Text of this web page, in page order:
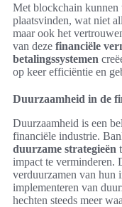
Met blockchain
plaatsvinden, wat niet
maar ook het
van deze financiële
betalingssystemen
op keer efficiëntie en
Duurzaamheid in de
Duurzaamheid is een
financiële industrie.
duurzame strategieën
impact te verminderen.
verduurzamen van hun
implementeren van
hechten steeds meer